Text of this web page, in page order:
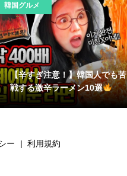
韓国グルメ
【辛すぎ注意！】韓国人でも苦
戦する激辛ラーメン10選
ー 利用規約